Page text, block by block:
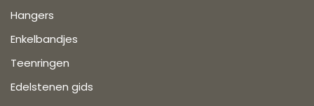
Hangers
Enkelbandjes
Teenringen
Edelstenen gids